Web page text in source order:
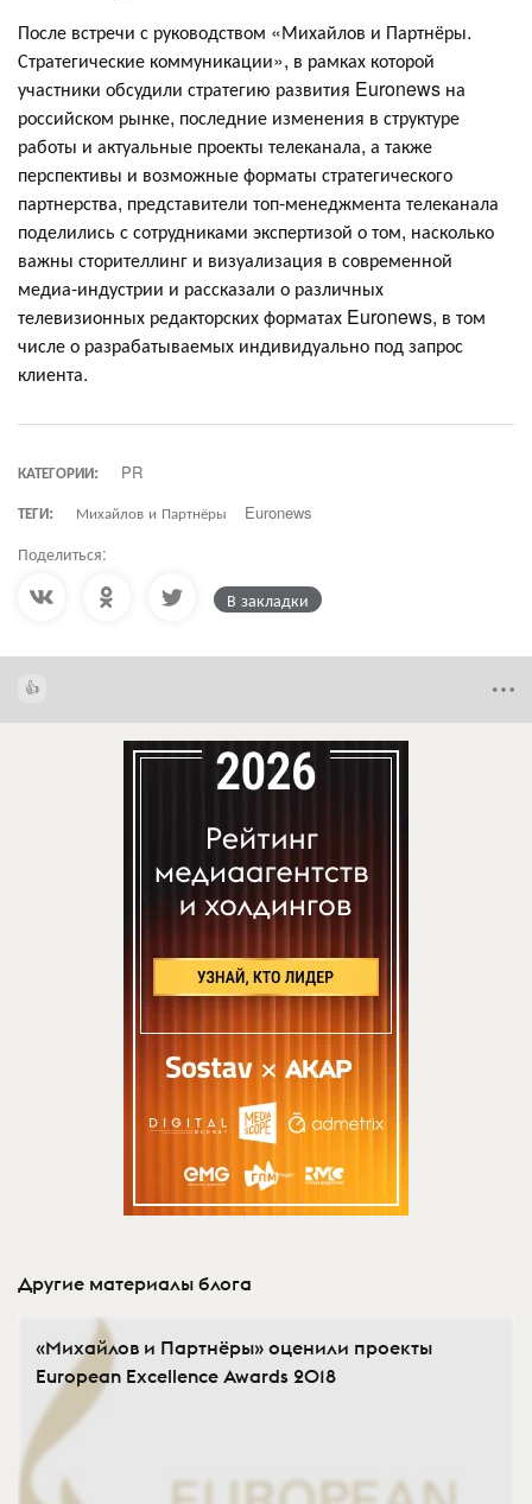
После встречи с руководством «Михайлов и Партнёры.
Стратегические коммуникации», в рамках которой
участники обсудили стратегию развития Euronews на
российском рынке, последние изменения в структуре
работы и актуальные проекты телеканала, а также
перспективы и возможные форматы стратегического
партнерства, представители топ-менеджмента телеканала
поделились с сотрудниками экспертизой о том, насколько
важны сторителлинг и визуализация в современной
медиа-индустрии и рассказали о различных
телевизионных редакторских форматах Euronews, в том
числе о разрабатываемых индивидуально под запрос
клиента.
КАТЕГОРИИ:
PR
ТЕГИ:
Михайлов и Партнёры Euronews
Поделиться:
В закладки
Другие материалы блога
«Михайлов и Партнёры» оценили проекты
European Excellence Awards 2018